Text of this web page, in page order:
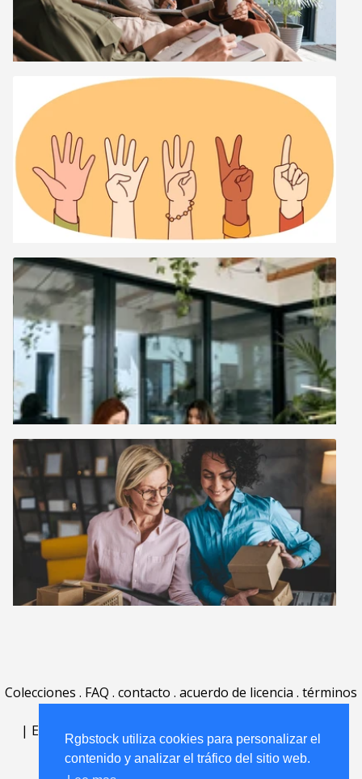
Rgbstock utiliza cookies para personalizar el
contenido y analizar el tráfico del sitio web.
Colecciones . FAQ . contacto . acuerdo de licencia . términos
| English | Deutsch| Español Português
Nederlands|